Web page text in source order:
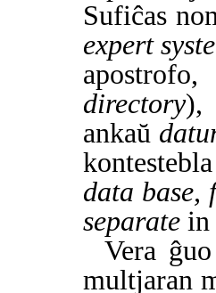
Sufiĉas
expert
directory),
ankaŭ
data base,
separate in
Vera
multjaran